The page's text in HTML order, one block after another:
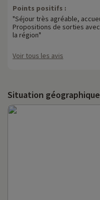
Points positifs :
"Séjour très agréable,
Propositions de sorties
la région"
Voir tous les avis
Situation géographique